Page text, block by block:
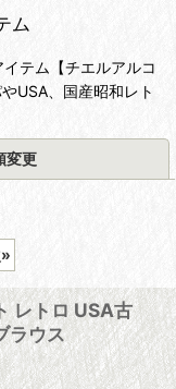
ム
テム【チエルアルコ
USA、国産昭和レト
変更
»
レトロ USA古
ラウス